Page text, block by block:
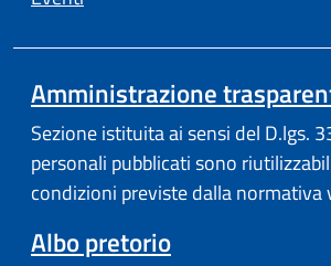
Amministrazione
Sezione istituita ai sensi del D.lgs.
personali pubblicati sono
condizioni previste dalla normativa
Albo pretorio